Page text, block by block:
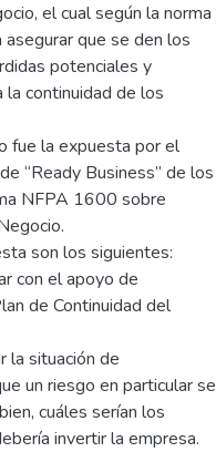
el cual según la norma
que se den los
potenciales y
continuidad de los
fue la expuesta por el
“Ready Business” de los
NFPA 1600 sobre
son los siguientes:
con el apoyo de
de Continuidad del
la situación de
un riesgo en particular se
cuáles serían los
invertir la empresa.